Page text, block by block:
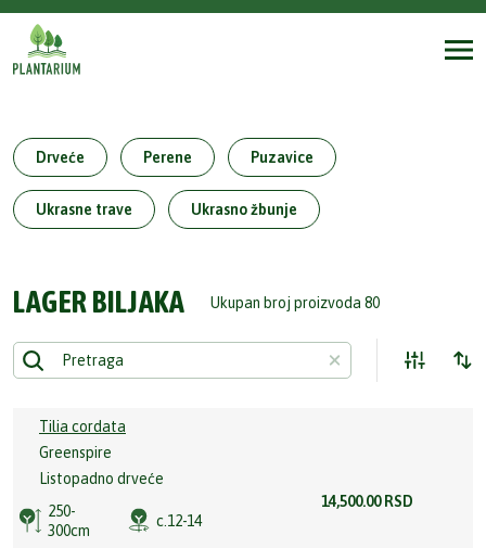
Drveće Perene Puzavice
Ukrasne trave Ukrasno žbunje
LAGER BILJAKA Ukupan broj proizvoda 80
Tilia cordata
Greenspire
Listopadno drveće
250-
300cm
c.12-14
14,500.00 RSD